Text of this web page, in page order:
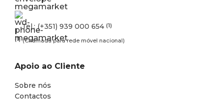
Tel.: (+351) 939 000 654 (1)
(1) (Chamada para rede móvel nacional)
Apoio ao Cliente
Sobre nós
Contactos